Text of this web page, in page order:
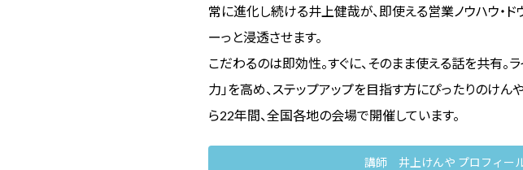
常に進化し続ける井上健哉が、即使える営業ノウハウ・ド
ーっと浸透させます。
こだわるのは即効性。すぐに、そのまま使える話を共有。
力」を高め、ステップアップを目指す方にぴったりのけん
ら22年間、全国各地の会場で開催しています。
講師 井上けんや プロフィー